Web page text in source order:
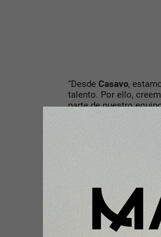
“Desde Casavo,
talento. Por ello,
parte de nuestro
Tu opinión